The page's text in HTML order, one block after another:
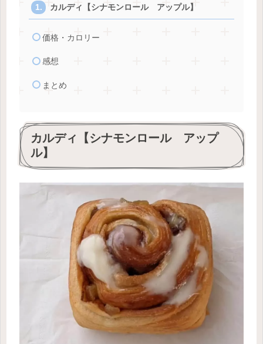
カルディ【シナモンロール アップル】
価格・カロリー
感想
まとめ
カルディ【シナモンロール アップ
ル】